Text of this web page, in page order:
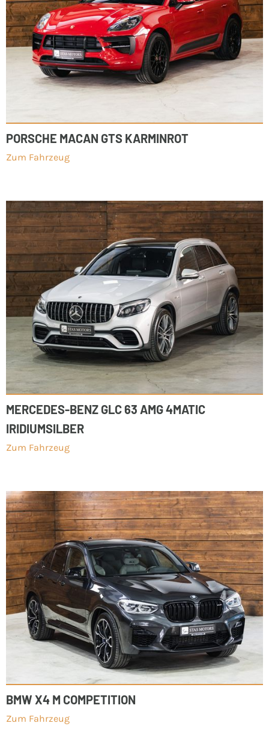
PORSCHE MACAN GTS KARMINROT
Zum Fahrzeug
MERCEDES-BENZ GLC 63 AMG 4MATIC
IRIDIUMSILBER
Zum Fahrzeug
BMW X4 M COMPETITION
Zum Fahrzeug